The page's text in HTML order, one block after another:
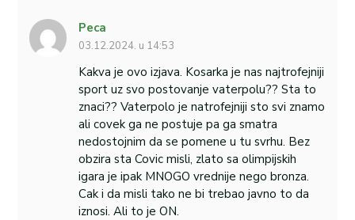
Peca
03.12.2024. u 14:53
Kakva je ovo izjava. Kosarka je nas najtrofejniji
sport uz svo postovanje vaterpolu?? Sta to
znaci?? Vaterpolo je natrofejniji sto svi znamo
ali covek ga ne postuje pa ga smatra
nedostojnim da se pomene u tu svrhu. Bez
obzira sta Covic misli, zlato sa olimpijskih
igara je ipak MNOGO vrednije nego bronza.
Cak i da misli tako ne bi trebao javno to da
iznosi. Ali to je ON.